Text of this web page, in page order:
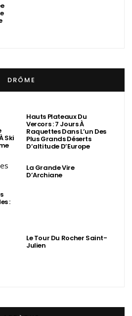
DRÔME
Ski
Hauts Plateaux Du
Vercors : 7 Jours À
Raquettes Dans L’un Des
Plus Grands Déserts
D’altitude D’Europe
:
La Grande Vire
D’Archiane
Le Tour Du Rocher Saint-
Julien